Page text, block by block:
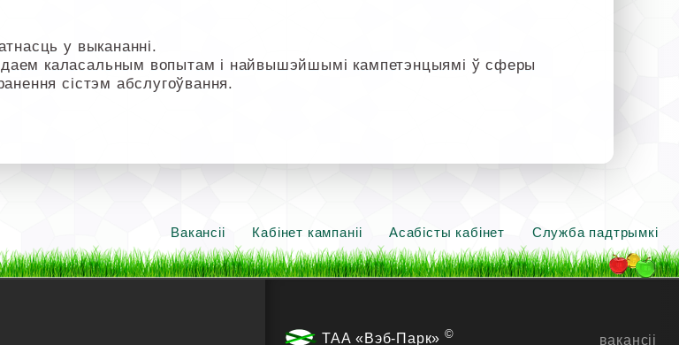
у выкананні.
каласальным вопытам і найвышэйшымі кампетэнцыямі ў сферы
сістэм абслугоўвання.
Вакансіі Кабінет кампаніі Асабісты кабінет Служба падтрымкі
ТАА «Вэб-Парк» © вакансіі